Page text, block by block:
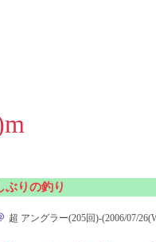
ぶりの釣り
超 アングラー(205回)-(2006/07/